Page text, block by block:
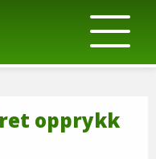
opprykk